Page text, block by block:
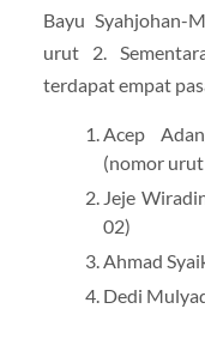
Bayu Syahjohan-
urut 2.
terdapat empat
Acep
(nomor
Jeje
02)
Ahmad
Dedi